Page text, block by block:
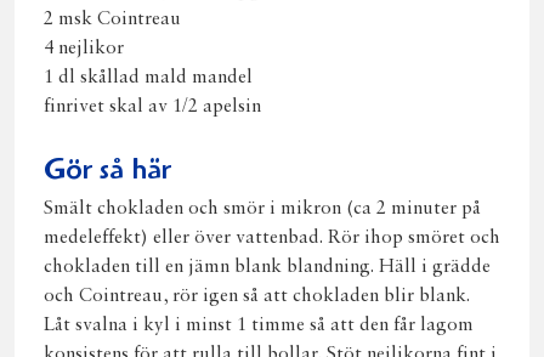
2 msk Cointreau
4 nejlikor
1 dl skållad mald mandel
finrivet skal av 1/2 apelsin
Gör så här
Smält chokladen och smör i mikron (ca 2 minuter på
medeleffekt) eller över vattenbad. Rör ihop smöret och
chokladen till en jämn blank blandning. Häll i grädde
och Cointreau, rör igen så att chokladen blir blank.
Låt svalna i kyl i minst 1 timme så att den får lagom